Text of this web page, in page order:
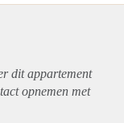
ditappartement
opnemen met